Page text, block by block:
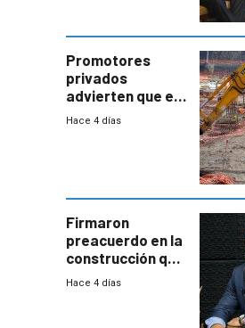
enorme
potencial
Promotores
privados
advierten que el
nuevo convenio
a revisar
proyectos
Hace 4 días
Firmaron
preacuerdo en la
construcción que
comprende
Hace 4 días